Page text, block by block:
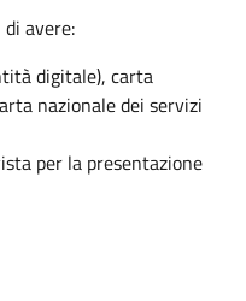
avere:
digitale), carta
nazionale dei servizi
per la presentazione